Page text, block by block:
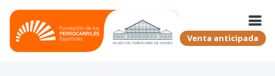
Venta anticipada